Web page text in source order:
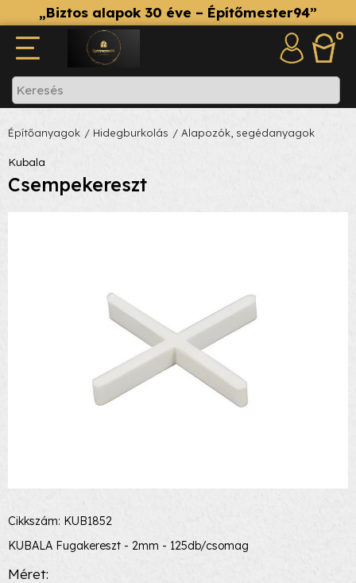
„Biztos alapok 30 éve – Építőmester94”
0
Építőanyagok / Hidegburkolás / Alapozók, segédanyagok
Kubala
Csempekereszt
Cikkszám: KUB1852
KUBALA Fugakereszt - 2mm - 125db/csomag
Méret